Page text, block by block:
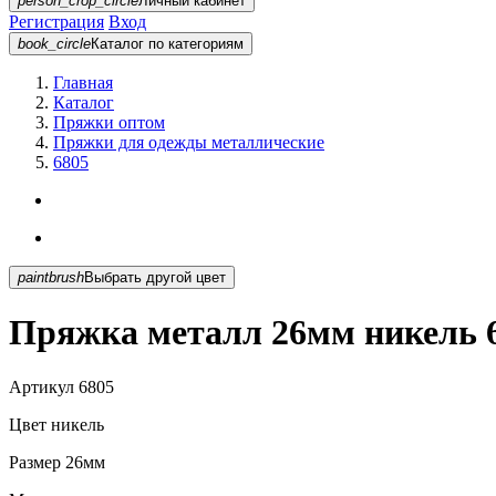
Регистрация Вход
book_circleКаталог по категориям
Главная
Каталог
Пряжки оптом
Пряжки для одежды металлические
6805
paintbrush Выбрать другой цвет
Пряжка металл 26мм никель
Артикул 6805
Цвет никель
Размер 26мм